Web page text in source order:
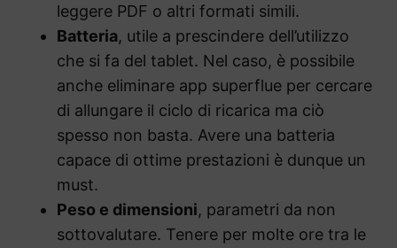
leggere PDF o altri formati simili.
Batteria, utile a prescindere dell’utilizzo
che si fa del tablet. Nel caso, è possibile
anche eliminare app superflue per cercare
di allungare il ciclo di ricarica ma ciò
spesso non basta. Avere una batteria
capace di ottime prestazioni è dunque un
must.
Peso e dimensioni, parametri da non
sottovalutare. Tenere per molte ore tra le